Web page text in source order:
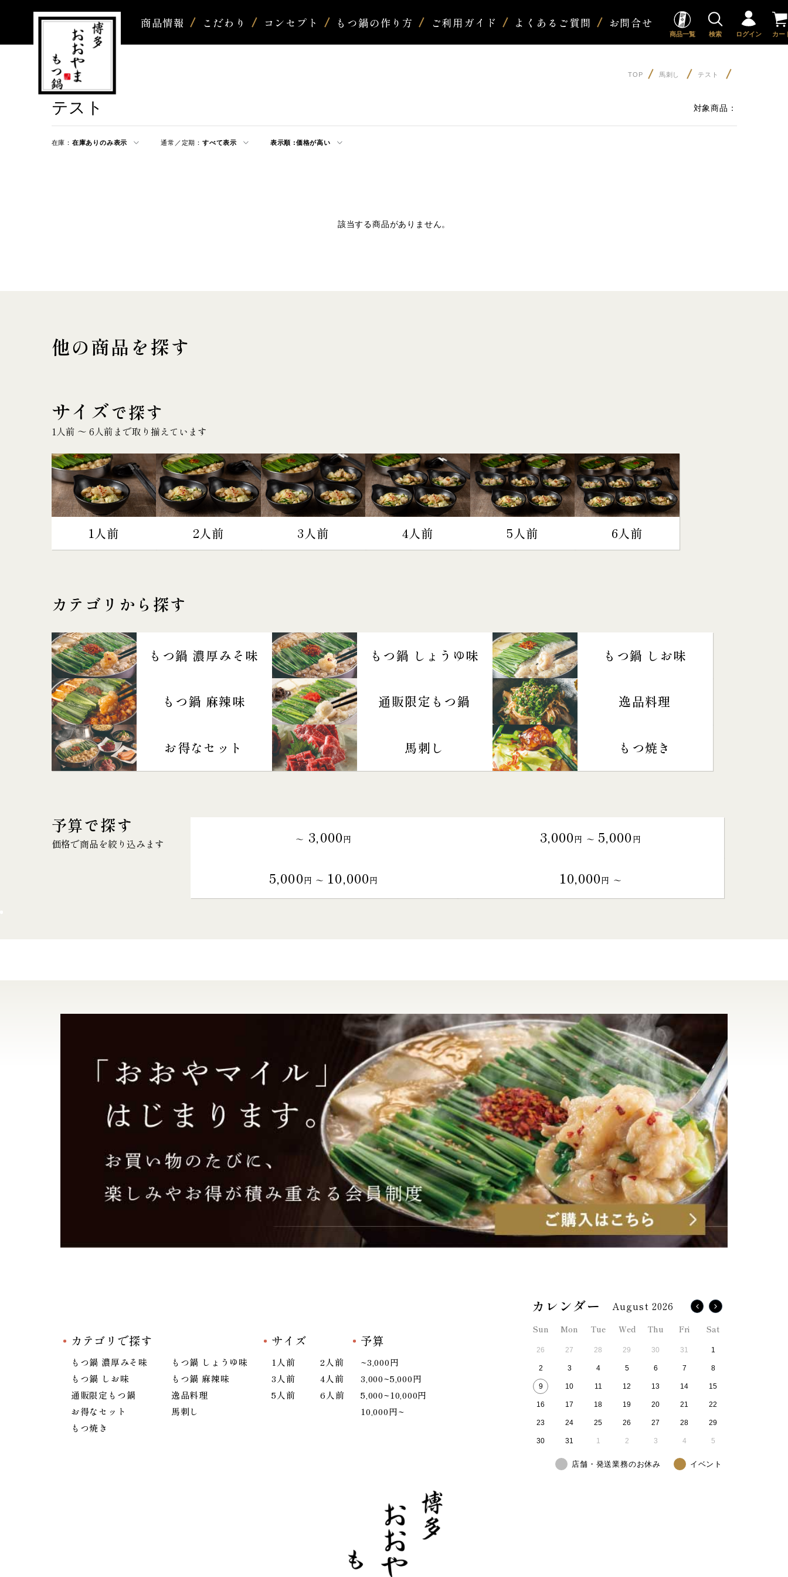
商品情報 こだわり コンセプト もつ鍋の作り方 ご利用ガイド よくあるご質問 お問合せ
商品一覧 検索 ログイン カー
TOP 馬刺し テスト
テスト 対象商品：
在庫： 在庫ありのみ表示 通常／定期： すべて表示 表示順 :価格が高い
該当する商品がありません。
他の商品を探す
サイズで探す
1人前 〜 6人前まで取り揃えています
1人前 2人前 3人前 4人前 5人前 6人前
カテゴリから探す
もつ鍋 濃厚みそ味 もつ鍋 しょうゆ味 もつ鍋 しお味
もつ鍋 麻辣味 通販限定もつ鍋 逸品料理
お得なセット 馬刺し もつ焼き
予算で探す
価格で商品を絞り込みます ～ 3,000円 3,000円 〜 5,000円
5,000円 〜 10,000円 10,000円 〜
カテゴリで探す
もつ鍋 濃厚みそ味
もつ鍋 しょうゆ味
もつ鍋 しお味
もつ鍋 麻辣味
通販限定もつ鍋
逸品料理
お得なセット
馬刺し
もつ焼き
サイズ
1人前
2人前
3人前
4人前
5人前
6人前
予算
~3,000円
3,000~5,000円
5,000~10,000円
10,000円~
August 2026
Sun Mon Tue Wed Thu Fri Sat
26 27 28 29 30 31 1
2 3 4 5 6 7 8
9 10 11 12 13 14 15
16 17 18 19 20 21 22
23 24 25 26 27 28 29
30 31 1 2 3 4 5
店舗・発送業務のお休み イベント